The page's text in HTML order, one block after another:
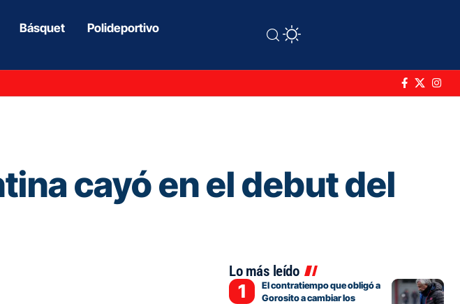
Básquet Polideportivo
cayó en el debut del
Lo más leído
El contratiempo que obligó a
Gorosito a cambiar los